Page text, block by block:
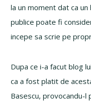
la un moment dat ca
publice poate fi
incepe sa scrie pe
Dupa ce i-a facut blog
ca a fost platit de
Basescu, provocandu-l